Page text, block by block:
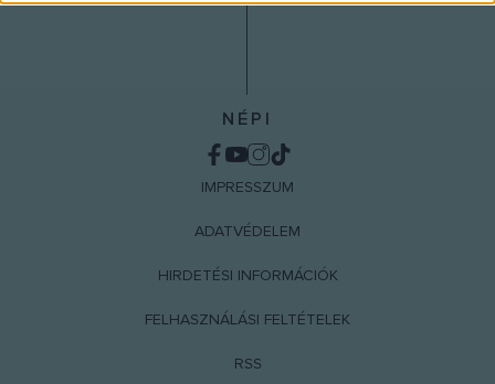
related to personalization.
I want to allow Google to enable storage
related to security, including authentication
NÉPI
IMPRESSZUM
ADATVÉDELEM
HIRDETÉSI INFORMÁCIÓK
FELHASZNÁLÁSI FELTÉTELEK
RSS